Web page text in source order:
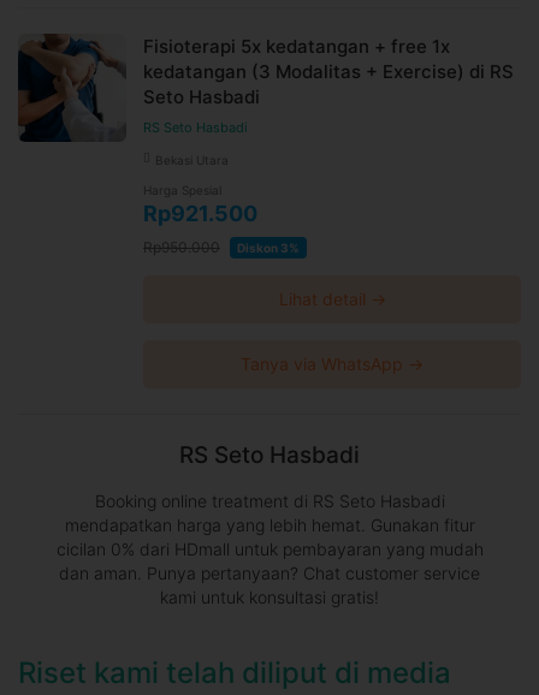
Fisioterapi 5x kedatangan + free 1x
kedatangan (3 Modalitas + Exercise) di RS
Seto Hasbadi
RS Seto Hasbadi
Bekasi Utara
Harga Spesial
Rp921.500
Rp950.000 Diskon 3%
Lihat detail →
Tanya via WhatsApp →
RS Seto Hasbadi
Booking online treatment di RS Seto Hasbadi
mendapatkan harga yang lebih hemat. Gunakan fitur
cicilan 0% dari HDmall untuk pembayaran yang mudah
dan aman. Punya pertanyaan? Chat customer service
kami untuk konsultasi gratis!
Riset kami telah diliput di media